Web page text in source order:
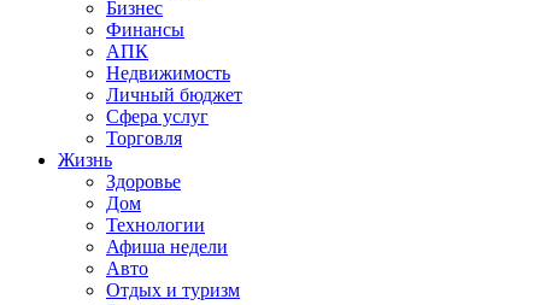
Бизнес
Финансы
АПК
Недвижимость
Личный бюджет
Сфера услуг
Торговля
Жизнь
Здоровье
Дом
Технологии
Афиша недели
Авто
Отдых и туризм